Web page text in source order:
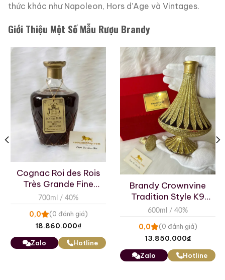
thức khác như Napoleon, Hors d’Age và Vintages.
Giới Thiệu Một Số Mẫu Rượu Brandy
Suntory Brandy XO
Deluxe Flask Decanter
– Nagasaki Kunchi
600ml / 40%
0,0 (0 đánh giá)
7.880.000₫
Suntory Brandy XO
Deluxe Flask Decanter
– Gift For Prime
600ml / 40%
0,0 (0 đánh giá)
8.886.000
Zalo Hotline